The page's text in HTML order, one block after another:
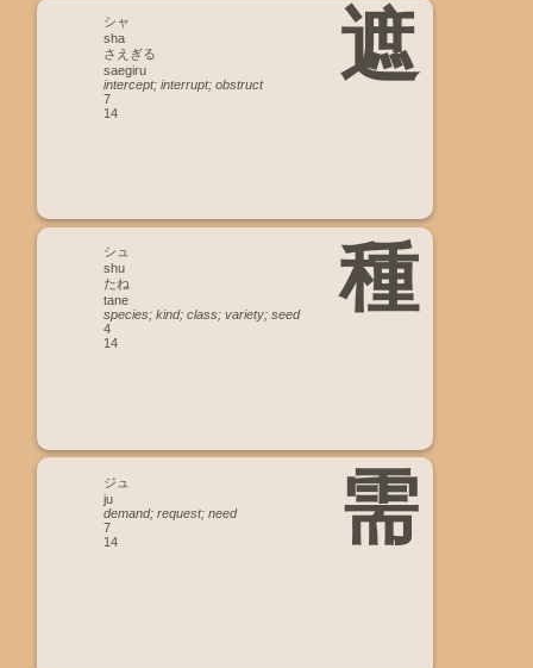
遮
シャ
sha
さえぎる
saegiru
intercept; interrupt; obstruct
7
14
種
シュ
shu
たね
tane
species; kind; class; variety; seed
4
14
需
ジュ
ju
demand; request; need
7
14